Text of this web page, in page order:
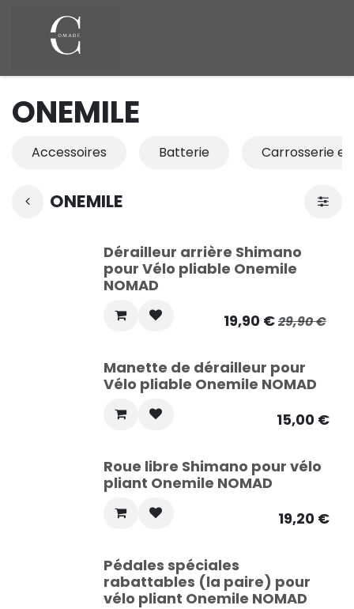
ONEMILE
Accessoires Batterie Carrosserie
ONEMILE
Dérailleur arrière Shimano
pour Vélo pliable Onemile
NOMAD
19,90€29,90€
Manette de dérailleur pour
Vélo pliable Onemile NOMAD
15,00€
Roue libre Shimano pour vélo
pliant Onemile NOMAD
19,20€
Pédales spéciales
rabattables (la paire) pour
vélo pliant Onemile NOMAD